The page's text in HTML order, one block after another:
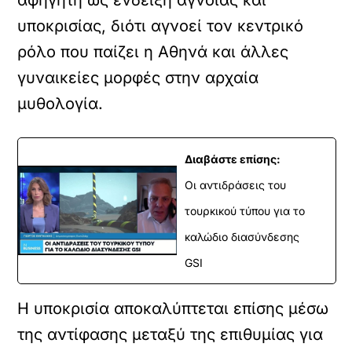
υποκρισίας, διότι αγνοεί τον κεντρικό
ρόλο που παίζει η Αθηνά και άλλες
γυναικείες μορφές στην αρχαία
μυθολογία.
Διαβάστε επίσης:
Οι αντιδράσεις του
τουρκικού τύπου για το
καλώδιο διασύνδεσης
GSI
Η υποκρισία αποκαλύπτεται επίσης μέσω
της αντίφασης μεταξύ της επιθυμίας για